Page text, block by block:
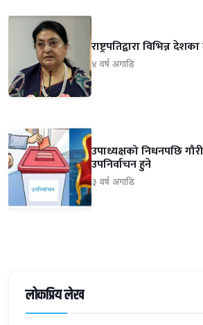
राष्ट्रपतिद्वारा विभिन्न
४ वर्ष अगाडि
उपाध्यक्षको निधनपछि
उपनिर्वाचन हुने
३ वर्ष अगाडि
लोकप्रिय लेख